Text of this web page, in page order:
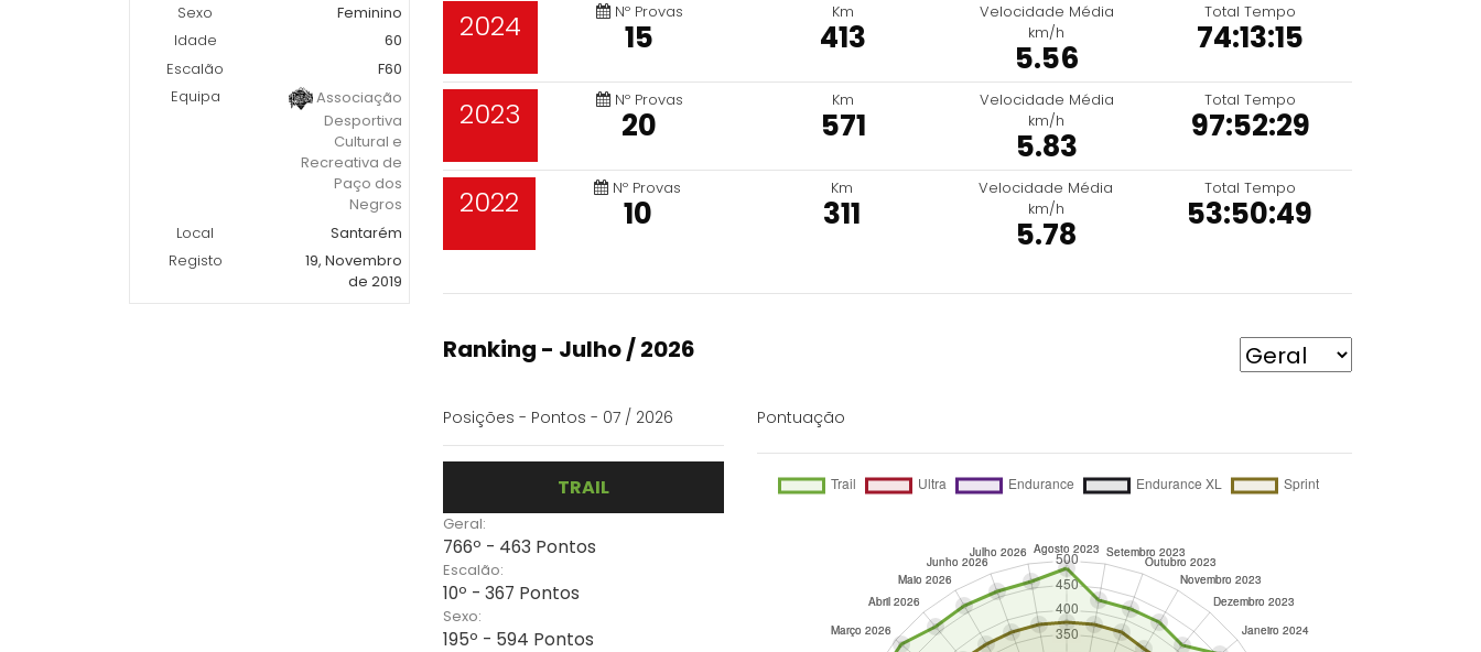
Sexo
Feminino
Idade
60
Escalão
F60
Equipa
Associação
Desportiva
Cultural e
Recreativa de
Paço dos
Negros
Local
Santarém
Registo
19, Novembro
de 2019
2024 Nº Provas
15
Km
413
Velocidade Média
km/h
5.56
Total Tempo
74:13:15
2023 Nº Provas
20
Km
571
Velocidade Média
km/h
5.83
Total Tempo
97:52:29
2022 Nº Provas
10
Km
311
Velocidade Média
km/h
5.78
Total Tempo
53:50:49
Ranking - Julho / 2026
Posições - Pontos - 07 / 2026
TRAIL
Geral:
766º - 463 Pontos
Escalão:
10º - 367 Pontos
Sexo:
195º - 594 Pontos
Pontuação